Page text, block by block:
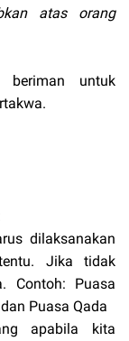
atas orang
beriman untuk
dilaksanakan
Jika tidak
Contoh: Puasa
Puasa Qada
apabila kita